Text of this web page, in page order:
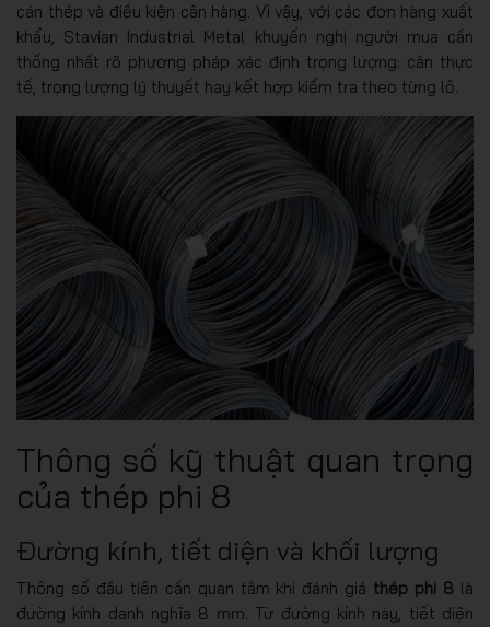
cán thép và điều kiện cân hàng. Vì vậy, với các đơn hàng xuất
khẩu, Stavian Industrial Metal khuyến nghị người mua cần
thống nhất rõ phương pháp xác định trọng lượng: cân thực
tế, trọng lượng lý thuyết hay kết hợp kiểm tra theo từng lô.
Thông số kỹ thuật quan trọng
của thép phi 8
Đường kính, tiết diện và khối lượng
Thông số đầu tiên cần quan tâm khi đánh giá thép phi 8 là
đường kính danh nghĩa 8 mm. Từ đường kính này, tiết diện